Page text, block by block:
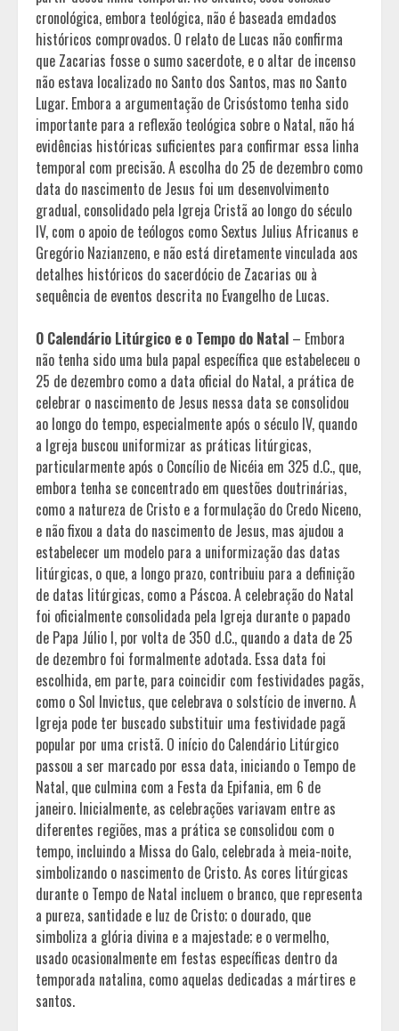
cronológica, embora teológica, não é baseada emdados
históricos comprovados. O relato de Lucas não confirma
que Zacarias fosse o sumo sacerdote, e o altar de incenso
não estava localizado no Santo dos Santos, mas no Santo
Lugar. Embora a argumentação de Crisóstomo tenha sido
importante para a reflexão teológica sobre o Natal, não há
evidências históricas suficientes para confirmar essa linha
temporal com precisão. A escolha do 25 de dezembro como
data do nascimento de Jesus foi um desenvolvimento
gradual, consolidado pela Igreja Cristã ao longo do século
IV, com o apoio de teólogos como Sextus Julius Africanus e
Gregório Nazianzeno, e não está diretamente vinculada aos
detalhes históricos do sacerdócio de Zacarias ou à
sequência de eventos descrita no Evangelho de Lucas.
O Calendário Litúrgico e o Tempo do Natal – Embora
não tenha sido uma bula papal específica que estabeleceu o
25 de dezembro como a data oficial do Natal, a prática de
celebrar o nascimento de Jesus nessa data se consolidou
ao longo do tempo, especialmente após o século IV, quando
a Igreja buscou uniformizar as práticas litúrgicas,
particularmente após o Concílio de Nicéia em 325 d.C., que,
embora tenha se concentrado em questões doutrinárias,
como a natureza de Cristo e a formulação do Credo Niceno,
e não fixou a data do nascimento de Jesus, mas ajudou a
estabelecer um modelo para a uniformização das datas
litúrgicas, o que, a longo prazo, contribuiu para a definição
de datas litúrgicas, como a Páscoa. A celebração do Natal
foi oficialmente consolidada pela Igreja durante o papado
de Papa Júlio I, por volta de 350 d.C., quando a data de 25
de dezembro foi formalmente adotada. Essa data foi
escolhida, em parte, para coincidir com festividades pagãs,
como o Sol Invictus, que celebrava o solstício de inverno. A
Igreja pode ter buscado substituir uma festividade pagã
popular por uma cristã. O início do Calendário Litúrgico
passou a ser marcado por essa data, iniciando o Tempo de
Natal, que culmina com a Festa da Epifania, em 6 de
janeiro. Inicialmente, as celebrações variavam entre as
diferentes regiões, mas a prática se consolidou com o
tempo, incluindo a Missa do Galo, celebrada à meia-noite,
simbolizando o nascimento de Cristo. As cores litúrgicas
durante o Tempo de Natal incluem o branco, que representa
a pureza, santidade e luz de Cristo; o dourado, que
simboliza a glória divina e a majestade; e o vermelho,
usado ocasionalmente em festas específicas dentro da
temporada natalina, como aquelas dedicadas a mártires e
santos.